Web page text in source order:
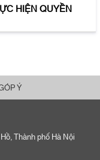
HIỆN QUYỀN
Ý
Thành phố Hà Nội